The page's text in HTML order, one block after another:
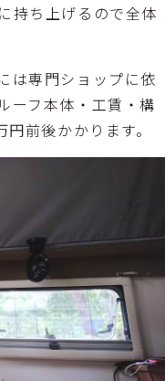
持ち上げるので全体
は専門ショップに依
ーフ本体・工賃・構
前後かかります。